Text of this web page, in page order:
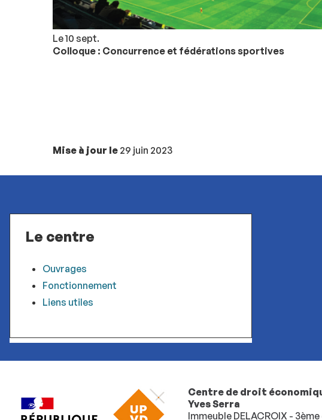
Le 10 sept.
Colloque : Concurrence et fédérations sportives
Mise à jour le 29 juin 2023
Le centre
Ouvrages
Fonctionnement
Liens utiles
Centre de droit
Yves Serra
Immeuble DELACROIX -